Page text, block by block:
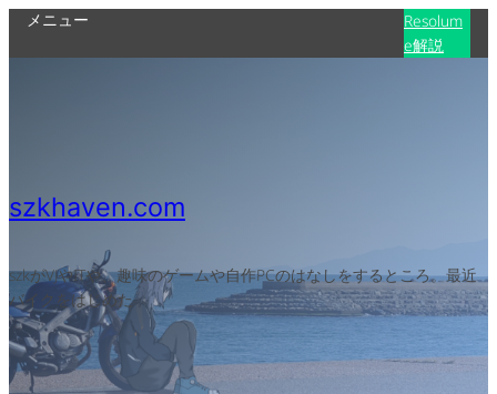
メニュー
Resolum
e解説
szkhaven.com
szkがVJやITや、趣味のゲームや自作PCのはなしをするところ。最近
バイクをはじめた